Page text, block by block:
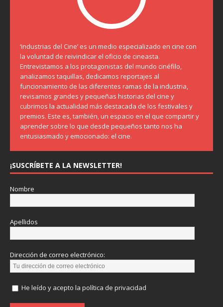
‘Industrias del Cine’ es un medio especializado en cine con
la voluntad de reivindicar el oficio de cineasta.
Entrevistamos a los protagonistas del mundo cinéfilo,
analizamos taquillas, dedicamos reportajes al
funcionamiento de las diferentes ramas de la industria,
revisamos grandes y pequeñas historias del cine y
cubrimos la actualidad más destacada de los festivales y
premios. Este es, también, un espacio en el que compartir y
aprender sobre lo que desde pequeños tanto nos ha
entusiasmado y emocionado: el cine.
¡SUSCRÍBETE A LA NEWSLETTER!
Nombre
Apellidos
Dirección de correo electrónico:
He leído y acepto la política de privacidad